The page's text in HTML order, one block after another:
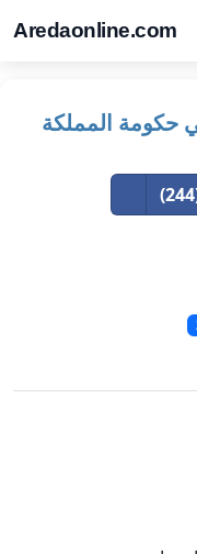
Aredaonline.com
حكومة المملكة